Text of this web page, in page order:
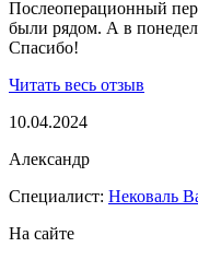
Послеоперационный
были рядом. А в
Спасибо!
Читать весь отзыв
10.04.2024
Александр
Специалист: Нековаль
На сайте